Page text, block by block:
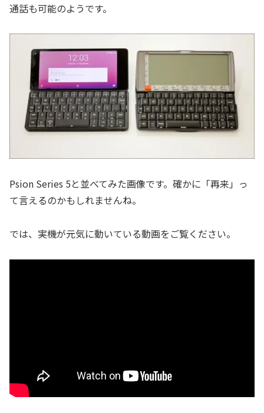
通話も可能のようです。
Psion Series 5と並べてみた画像です。確かに「再来」っ
て言えるのかもしれませんね。
では、実機が元気に動いている動画をご覧ください。